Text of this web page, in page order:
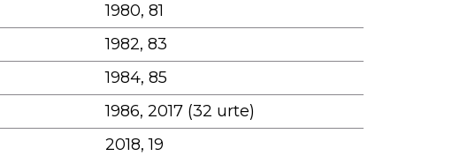
1980, 81
1982, 83
1984, 85
1986, 2017 (32 urte)
2018, 19